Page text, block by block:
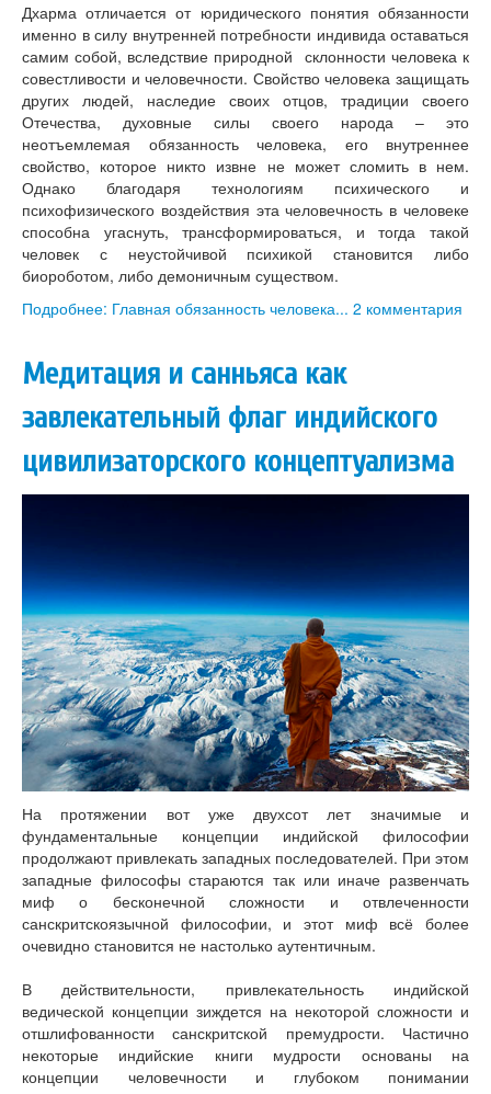
Дхарма отличается от юридического понятия обязанности
именно в силу внутренней потребности индивида оставаться
самим собой, вследствие природной склонности человека к
совестливости и человечности. Свойство человека защищать
других людей, наследие своих отцов, традиции своего
Отечества, духовные силы своего народа – это
неотъемлемая обязанность человека, его внутреннее
свойство, которое никто извне не может сломить в нем.
Однако благодаря технологиям психического и
психофизического воздействия эта человечность в человеке
способна угаснуть, трансформироваться, и тогда такой
человек с неустойчивой психикой становится либо
биороботом, либо демоничным существом.
Подробнее: Главная обязанность человека... 2 комментария
Медитация и санньяса как
завлекательный флаг индийского
цивилизаторского концептуализма
На протяжении вот уже двухсот лет значимые и
фундаментальные концепции индийской философии
продолжают привлекать западных последователей. При этом
западные философы стараются так или иначе развенчать
миф о бесконечной сложности и отвлеченности
санскритскоязычной философии, и этот миф всё более
очевидно становится не настолько аутентичным.
В действительности, привлекательность индийской
ведической концепции зиждется на некоторой сложности и
отшлифованности санскритской премудрости. Частично
некоторые индийские книги мудрости основаны на
концепции человечности и глубоком понимании